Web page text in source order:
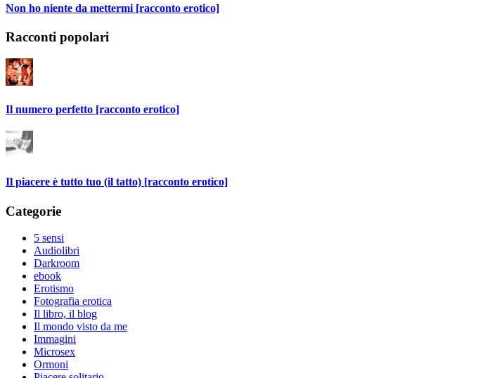
Non ho niente da mettermi [racconto erotico]
Racconti popolari
Il numero perfetto [racconto erotico]
Il piacere è tutto tuo (il tatto) [racconto erotico]
Categorie
5 sensi
Audiolibri
Darkroom
ebook
Erotismo
Fotografia erotica
Il libro, il blog
Il mondo visto da me
Immagini
Microsex
Ormoni